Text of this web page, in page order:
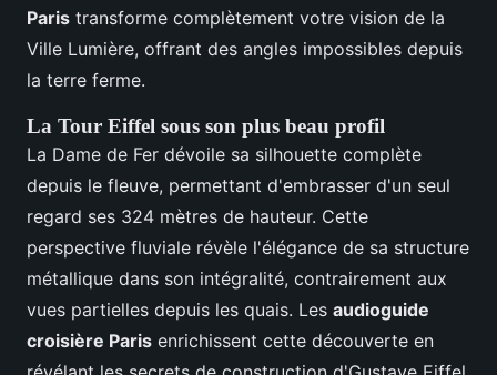
Paris transforme complètement votre vision de la
Ville Lumière, offrant des angles impossibles depuis
la terre ferme.
La Tour Eiffel sous son plus beau profil
La Dame de Fer dévoile sa silhouette complète
depuis le fleuve, permettant d'embrasser d'un seul
regard ses 324 mètres de hauteur. Cette
perspective fluviale révèle l'élégance de sa structure
métallique dans son intégralité, contrairement aux
vues partielles depuis les quais. Les audioguide
croisière Paris enrichissent cette découverte en